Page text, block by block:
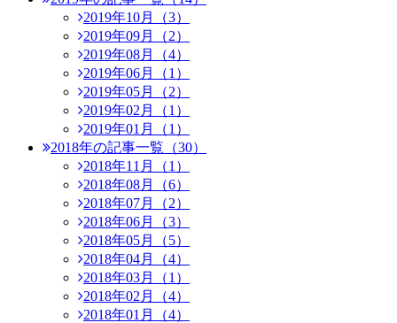
2019年10月（3）
2019年09月（2）
2019年08月（4）
2019年06月（1）
2019年05月（2）
2019年02月（1）
2019年01月（1）
2018年の記事一覧（30）
2018年11月（1）
2018年08月（6）
2018年07月（2）
2018年06月（3）
2018年05月（5）
2018年04月（4）
2018年03月（1）
2018年02月（4）
2018年01月（4）